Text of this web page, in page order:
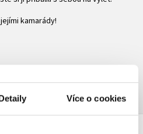
Více o cookies
kamarády!